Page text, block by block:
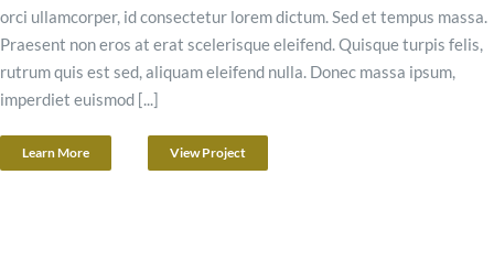
Turnierinfos
Partner & Sponsoren
orci ullamcorper, id consectetur lorem dictum. Sed et tempus massa.
Praesent non eros at erat scelerisque eleifend. Quisque turpis felis,
rutrum quis est sed, aliquam eleifend nulla. Donec massa ipsum,
imperdiet euismod [...]
Learn More View Project